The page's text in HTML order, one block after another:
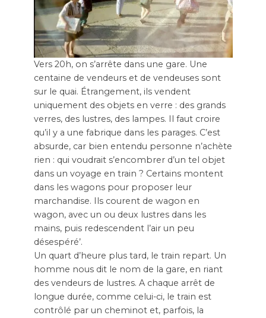
Vers 20h, on s’arrête dans une gare. Une
centaine de vendeurs et de vendeuses sont
sur le quai. Étrangement, ils vendent
uniquement des objets en verre : des grands
verres, des lustres, des lampes. Il faut croire
qu’il y a une fabrique dans les parages. C’est
absurde, car bien entendu personne n’achète
rien : qui voudrait s’encombrer d’un tel objet
dans un voyage en train ? Certains montent
dans les wagons pour proposer leur
marchandise. Ils courent de wagon en
wagon, avec un ou deux lustres dans les
mains, puis redescendent l’air un peu
désespéré’.
Un quart d’heure plus tard, le train repart. Un
homme nous dit le nom de la gare, en riant
des vendeurs de lustres. A chaque arrêt de
longue durée, comme celui-ci, le train est
contrôlé par un cheminot et, parfois, la